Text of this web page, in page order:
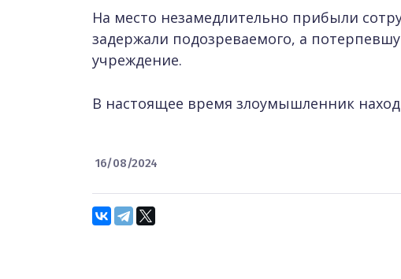
На место незамедлительно прибыли
задержали подозреваемого, а
учреждение.
В настоящее время злоумышленник
16/08/2024